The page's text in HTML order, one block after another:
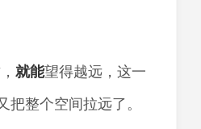
就能望得越远，这一
把整个空间拉远了。